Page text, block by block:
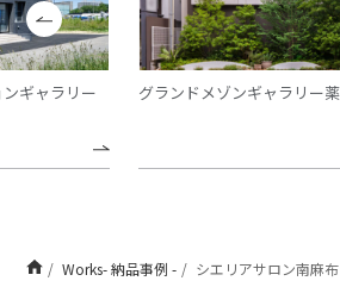
ャラリー グランドメゾンギャラリー薬院
Works- 納品事例 - シエリアサロン南麻布